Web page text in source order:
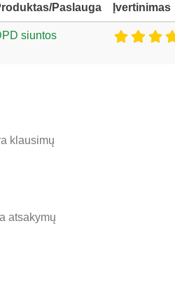
Paslauga Įvertinimas
siuntos
klausimų
atsakymų